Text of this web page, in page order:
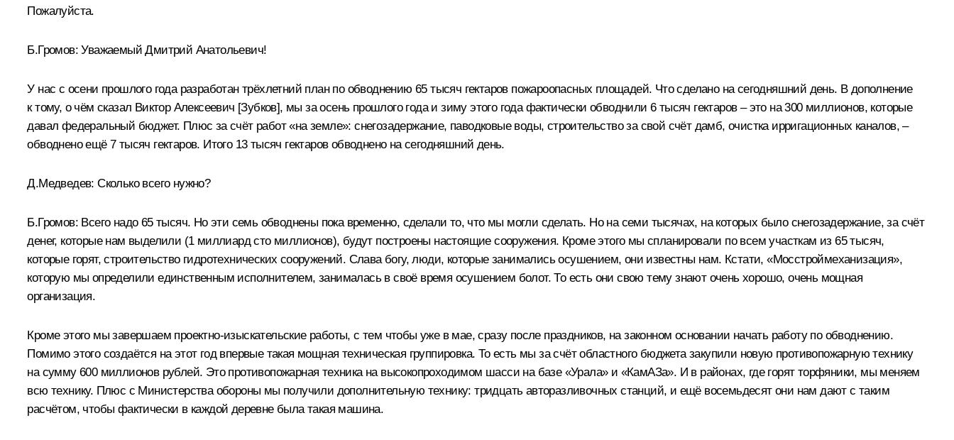
Пожалуйста.
Б.Громов: Уважаемый Дмитрий Анатольевич!
У нас с осени прошлого года разработан трёхлетний план по обводнению 65 тысяч гектаров пожароопасных площадей. Что сделано на сегодняшний день. В дополнение
к тому, о чём сказал Виктор Алексеевич [Зубков], мы за осень прошлого года и зиму этого года фактически обводнили 6 тысяч гектаров – это на 300 миллионов, которые
давал федеральный бюджет. Плюс за счёт работ «на земле»: снегозадержание, паводковые воды, строительство за свой счёт дамб, очистка ирригационных каналов, –
обводнено ещё 7 тысяч гектаров. Итого 13 тысяч гектаров обводнено на сегодняшний день.
Д.Медведев: Сколько всего нужно?
Б.Громов: Всего надо 65 тысяч. Но эти семь обводнены пока временно, сделали то, что мы могли сделать. Но на семи тысячах, на которых было снегозадержание, за счёт
денег, которые нам выделили (1 миллиард сто миллионов), будут построены настоящие сооружения. Кроме этого мы спланировали по всем участкам из 65 тысяч,
которые горят, строительство гидротехнических сооружений. Слава богу, люди, которые занимались осушением, они известны нам. Кстати, «Мосстроймеханизация»,
которую мы определили единственным исполнителем, занималась в своё время осушением болот. То есть они свою тему знают очень хорошо, очень мощная
организация.
Кроме этого мы завершаем проектно-изыскательские работы, с тем чтобы уже в мае, сразу после праздников, на законном основании начать работу по обводнению.
Помимо этого создаётся на этот год впервые такая мощная техническая группировка. То есть мы за счёт областного бюджета закупили новую противопожарную технику
на сумму 600 миллионов рублей. Это противопожарная техника на высокопроходимом шасси на базе «Урала» и «КамАЗа». И в районах, где горят торфяники, мы меняем
всю технику. Плюс с Министерства обороны мы получили дополнительную технику: тридцать авторазливочных станций, и ещё восемьдесят они нам дают с таким
расчётом, чтобы фактически в каждой деревне была такая машина.